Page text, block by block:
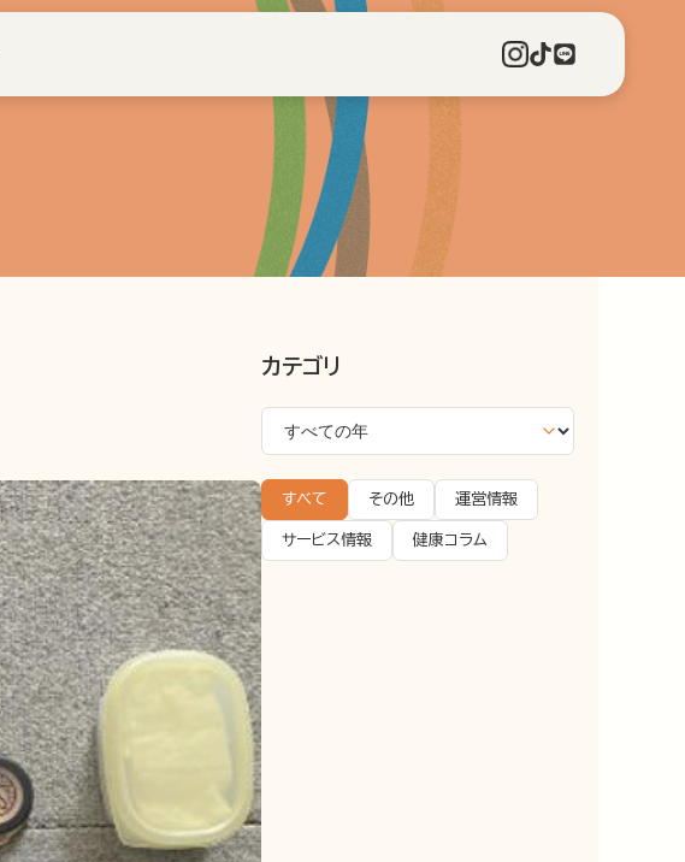
カテゴリ
すべて その他 運営情報
サービス情報 健康コラム